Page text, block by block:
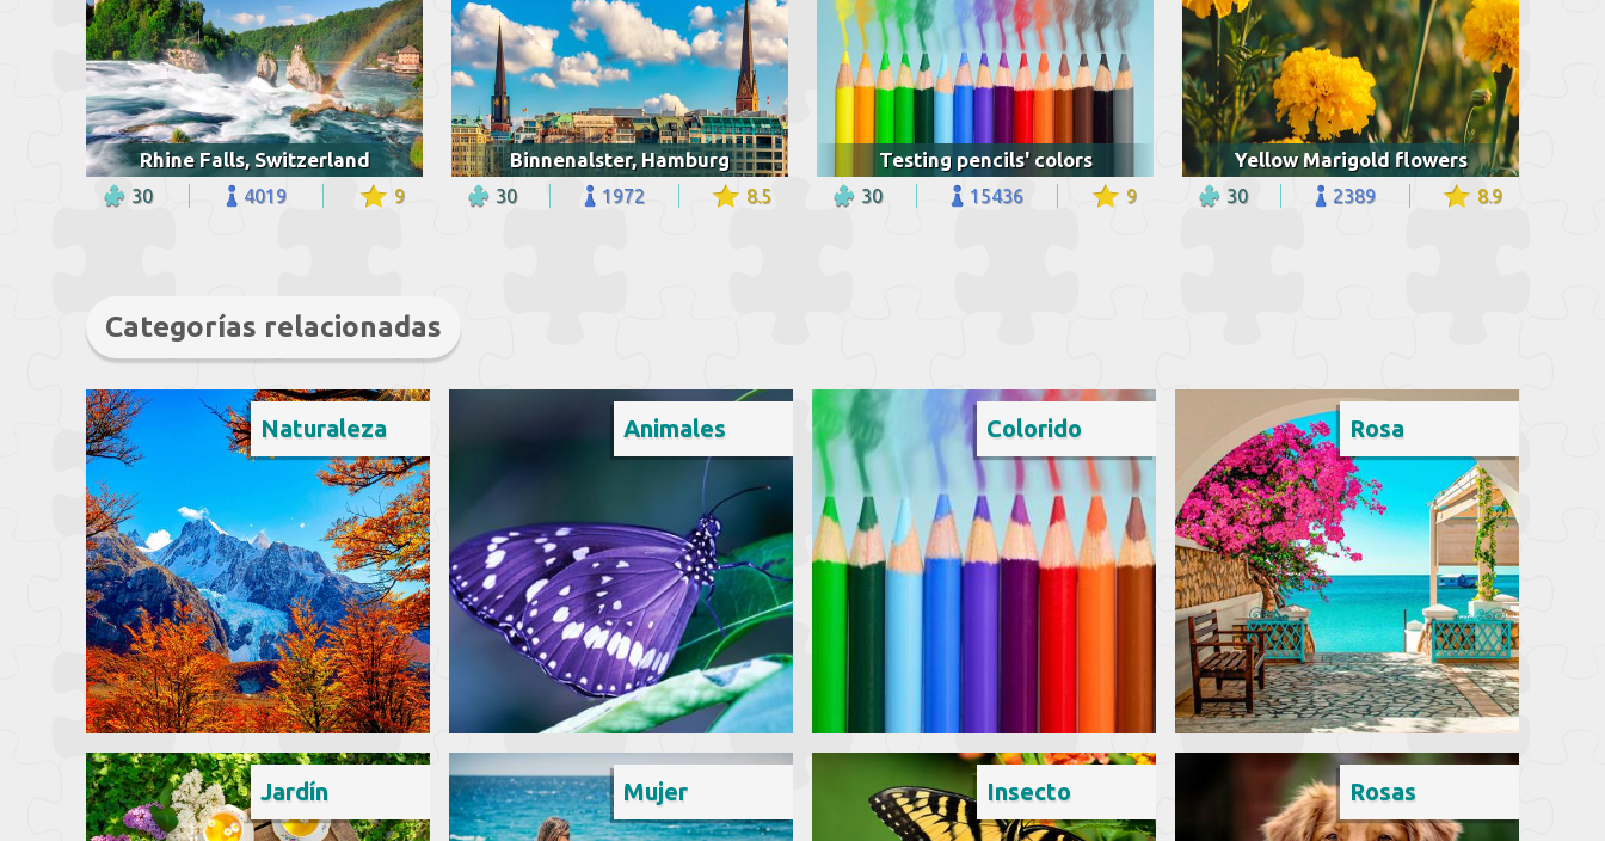
Rhine Falls, Switzerland
30 4019 9
Binnenalster, Hamburg
30 1972 8.5
Testing pencils' colors
30 15436 9
Yellow Marigold flowers
30 2389 8.9
Categorías relacionadas
Naturaleza Animales Colorido Rosa
Jardín Mujer Insecto Rosas